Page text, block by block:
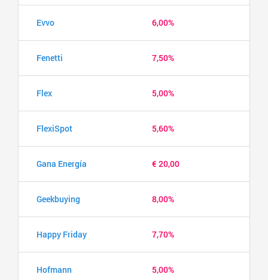
Evvo 6,00%
Fenetti 7,50%
Flex 5,00%
FlexiSpot 5,60%
Gana Energía € 20,00
Geekbuying 8,00%
Happy Friday 7,70%
Hofmann 5,00%